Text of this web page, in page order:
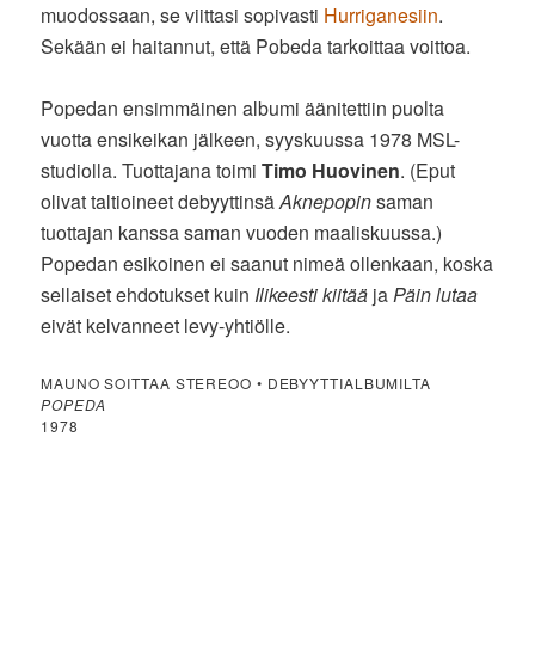
muodossaan, se viittasi sopivasti Hurriganesiin.
Sekään ei haitannut, että Pobeda tarkoittaa voittoa.
Popedan ensimmäinen albumi äänitettiin puolta
vuotta ensikeikan jälkeen, syyskuussa 1978 MSL-
studiolla. Tuottajana toimiTimo Huovinen. (Eput
olivat taltioineet debyyttinsäAknepopinsaman
tuottajan kanssa saman vuoden maaliskuussa.)
Popedan esikoinen ei saanut nimeä ollenkaan, koska
sellaiset ehdotukset kuin Ilikeesti kiitää jaPäin lutaa
eivät kelvanneet levy-yhtiölle.
MAUNO SOITTAA STEREOO • DEBYYTTIALBUMILTA
POPEDA
1978